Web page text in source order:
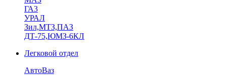
ГА3
УРАЛ
Зил,МТЗ,ПАЗ
ДТ-75,ЮМЗ-6КЛ
Легковой отдел
АвтоВаз